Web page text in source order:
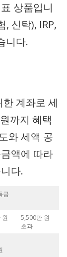
상품입니
, 신탁), IRP,
니다.
계좌로 세
까지 혜택
와 세액 공
액에 따라
다.
금
5,500만 원
초과